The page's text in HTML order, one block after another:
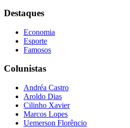
Destaques
Economia
Esporte
Famosos
Colunistas
Andréa Castro
Aroldo Dias
Cilinho Xavier
Marcos Lopes
Uemerson Florêncio